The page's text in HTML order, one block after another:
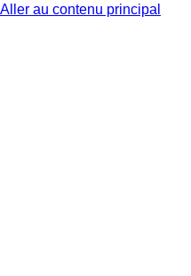
Aller au contenu principal